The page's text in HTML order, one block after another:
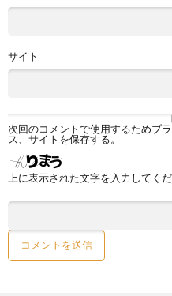
サイト
次回のコメントで使用するためブ
ス、サイトを保存する。
上に表示された文字を入力してくだ